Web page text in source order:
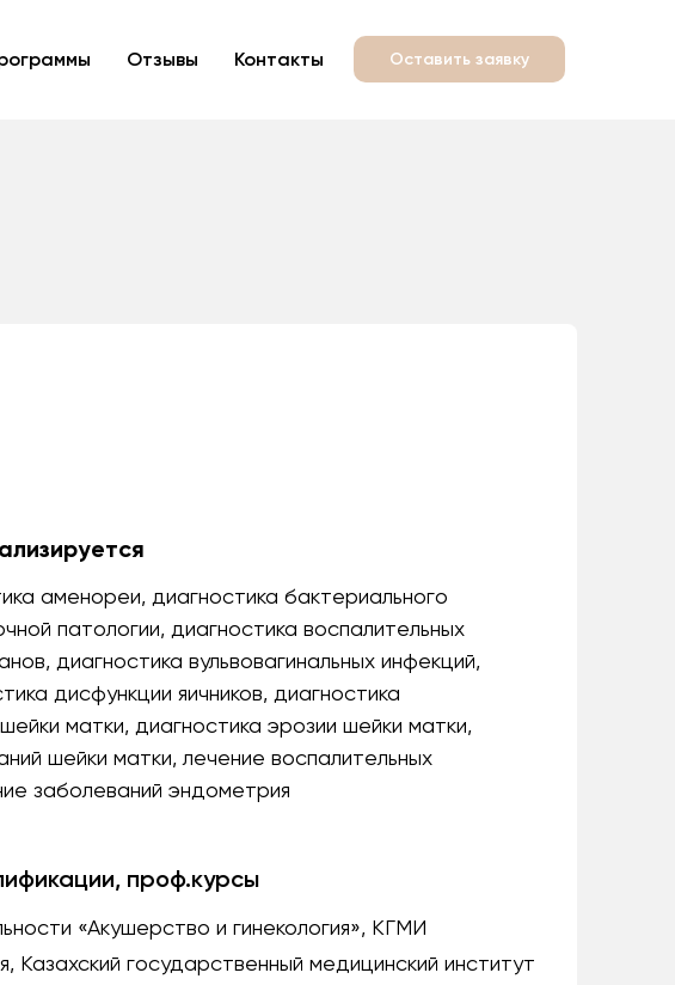
Отзывы Контакты Оставить заявку
аменореи, диагностика бактериального
патологии, диагностика воспалительных
диагностика вульвовагинальных инфекций,
дисфункции яичников, диагностика
матки, диагностика эрозии шейки матки,
шейки матки, лечение воспалительных
заболеваний эндометрия
«Акушерство и гинекология», КГМИ
Казахский государственный медицинский институт
проф.курсы